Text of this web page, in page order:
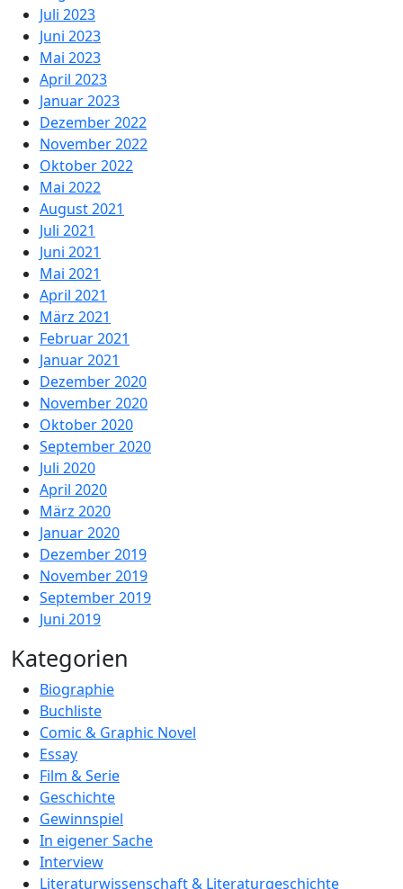
Juli 2023
Juni 2023
Mai 2023
April 2023
Januar 2023
Dezember 2022
November 2022
Oktober 2022
Mai 2022
August 2021
Juli 2021
Juni 2021
Mai 2021
April 2021
März 2021
Februar 2021
Januar 2021
Dezember 2020
November 2020
Oktober 2020
September 2020
Juli 2020
April 2020
März 2020
Januar 2020
Dezember 2019
November 2019
September 2019
Juni 2019
Kategorien
Biographie
Buchliste
Comic & Graphic Novel
Essay
Film & Serie
Geschichte
Gewinnspiel
In eigener Sache
Interview
Literaturwissenschaft & Literaturgeschichte